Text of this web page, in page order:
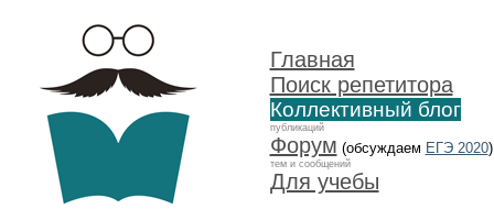
Главная
Поиск репетитора
Коллективный блог
публикаций
Форум (обсуждаем ЕГЭ 2020)
тем и сообщений
Для учебы